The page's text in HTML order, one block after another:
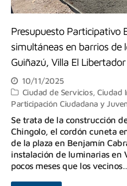
Presupuesto Participativo
simultáneas en barrios de
Guiñazú, Villa El
10/11/2025
Ciudad de Servicios,Ciudad
Participación Ciudadana y
Se trata de la construcción
Chingolo, el cordón cuneta
de la plaza en Benjamín
instalación de luminarias en
pocos meses que los